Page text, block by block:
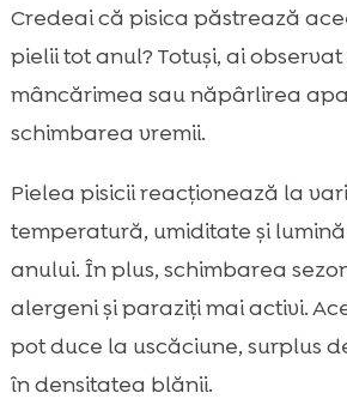
 De ce se schimbă pielea și
la un sezon la altul
Semne că pielea pisicii are
de bază pentru tot anul
Îngrijirea pielii pisicii
alergeni și detox blând
Îngrijirea pielii pisicii vara:
și protecție
Îngrijirea pielii pisicii
blana de iarnă
Credeai că pisica păstrează
pielii tot anul? Totuși, ai
mâncărimea sau năpârlirea
schimbarea vremii.
Pielea pisicii reacționează la
temperatură, umiditate și
anului. În plus, schimbarea
alergeni și paraziți mai activi.
pot duce la uscăciune, surplus
în densitatea blănii.